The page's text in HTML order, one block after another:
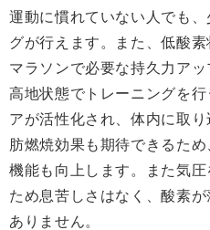
運動に慣れていない人でも
グが行えます。また、低酸素
マラソンで必要な持久力アッ
高地状態でトレーニングを
アが活性化され、体内に取
肪燃焼効果も期待できるた
機能も向上します。また気
ため息苦しさはなく、酸素
ありません。